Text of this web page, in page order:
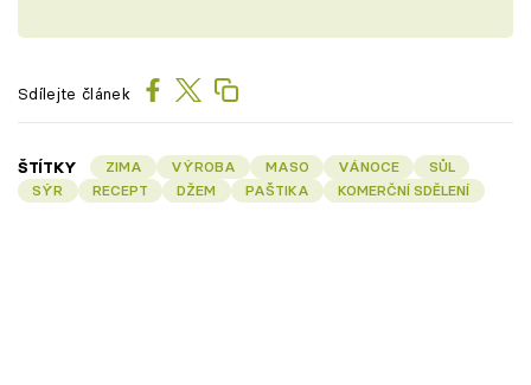
Sdílejte článek
ŠTÍTKY ZIMA VÝROBA MASO VÁNOCE
SŮL
SÝR
RECEPT DŽEM PAŠTIKA KOMERČNÍ SDĚLENÍ